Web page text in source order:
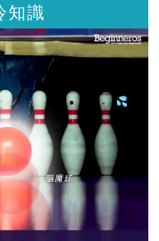
其他冷知識